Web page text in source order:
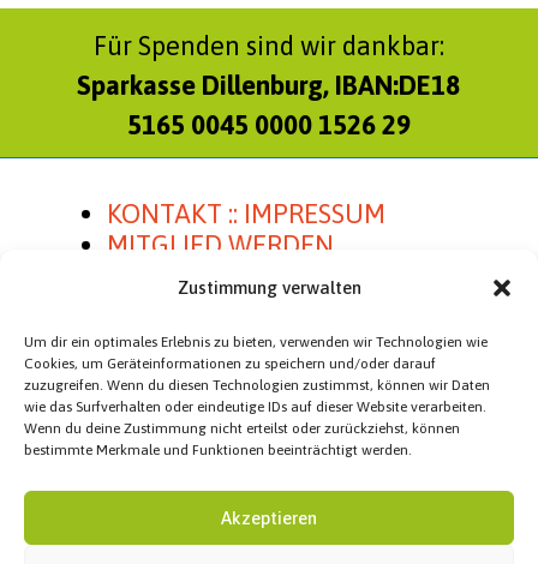
Zustimmung verwalten
Um dir ein optimales Erlebnis zu bieten, verwenden wir Technologien wie
Cookies, um Geräteinformationen zu speichern und/oder darauf
zuzugreifen. Wenn du diesen Technologien zustimmst, können wir Daten
wie das Surfverhalten oder eindeutige IDs auf dieser Website verarbeiten.
Wenn du deine Zustimmung nicht erteilst oder zurückziehst, können
bestimmte Merkmale und Funktionen beeinträchtigt werden.
Akzeptieren
Für Spenden sind wir dankbar:
Sparkasse Dillenburg, IBAN:DE18
5165 0045 0000 1526 29
KONTAKT :: IMPRESSUM
MITGLIED WERDEN
SATZUNG
Homepage Besucher
Besucher heute:12
Besucher gesamt:100.420